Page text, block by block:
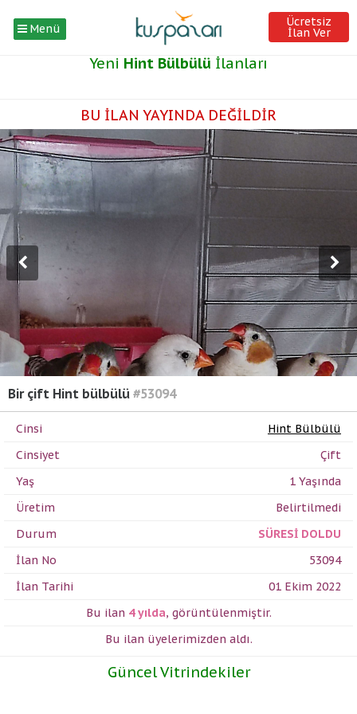
Menü Ücretsiz
İlan Ver
Yeni Hint Bülbülü İlanları
BU İLAN YAYINDA DEĞİLDİR
Bir çift Hint bülbülü #53094
Cinsi
Hint Bülbülü
Cinsiyet
Çift
Yaş
1 Yaşında
Üretim
Belirtilmedi
Durum
SÜRESİ DOLDU
İlan No
53094
İlan Tarihi
01 Ekim 2022
Bu ilan 4 yılda, görüntülenmiştir.
Bu ilan üyelerimizden aldı.
Güncel Vitrindekiler